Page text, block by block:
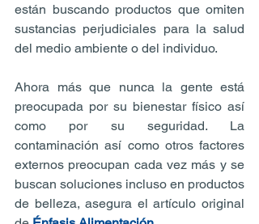
están buscando productos que omiten
sustancias perjudiciales para la salud
del medio ambiente o del individuo.
Ahora más que nunca la gente está
preocupada por su bienestar físico así
como por su seguridad. La
contaminación así como otros factores
externos preocupan cada vez más y se
buscan soluciones incluso en productos
de belleza, asegura el artículo original